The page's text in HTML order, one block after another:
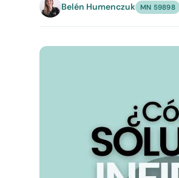
Belén Humenczuk MN 59898